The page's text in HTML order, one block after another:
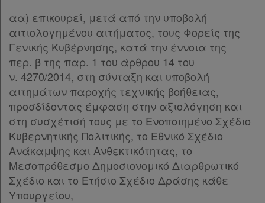
αα) επικουρεί, μετά από την υποβολή
αιτιολογημένου αιτήματος, τους Φορείς της
Γενικής Κυβέρνησης, κατά την έννοια της
περ. β της παρ. 1 του άρθρου 14 του
ν. 4270/2014, στη σύνταξη και υποβολή
αιτημάτων παροχής τεχνικής βοήθειας,
προσδίδοντας έμφαση στην αξιολόγηση και
στη συσχέτισή τους με το Ενοποιημένο Σχέδιο
Κυβερνητικής Πολιτικής, το Εθνικό Σχέδιο
Ανάκαμψης και Ανθεκτικότητας, το
Μεσοπρόθεσμο Δημοσιονομικό Διαρθρωτικό
Σχέδιο και το Ετήσιο Σχέδιο Δράσης κάθε
Υπουργείου,